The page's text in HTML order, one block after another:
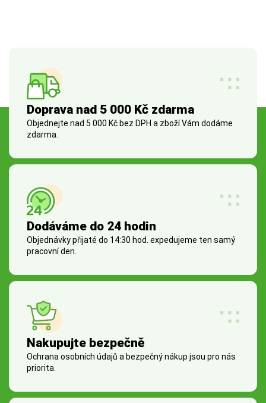
Doprava nad 5 000 Kč zdarma
Objednejte nad 5 000 Kč bez DPH a zboží Vám dodáme
zdarma.
Dodáváme do 24 hodin
Objednávky přijaté do 14:30 hod. expedujeme ten samý
pracovní den.
Nakupujte bezpečně
Ochrana osobních údajů a bezpečný nákup jsou pro nás
priorita.